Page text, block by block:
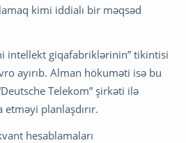
kimi iddialı bir məqsəd
intellekt giqafabriklərinin” tikintisi
ayırıb. Alman hökuməti isə bu
Telekom” şirkəti ilə
planlaşdırır.
hesablamaları